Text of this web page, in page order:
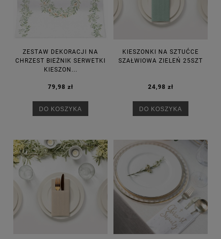
ZESTAW DEKORACJI NA
CHRZEST BIEŻNIK SERWETKI
KIESZON...
79,98 zł
DO KOSZYKA
KIESZONKI NA SZTUĆCE
SZAŁWIOWA ZIELEŃ 25SZT
24,98 zł
DO KOSZYKA